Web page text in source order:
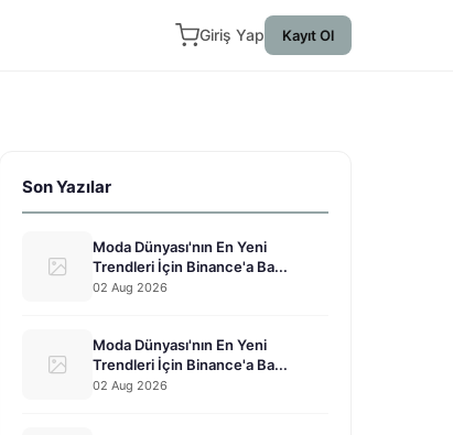
Giriş Yap Kayıt Ol
Son Yazılar
Moda Dünyası'nın En Yeni
Trendleri İçin Binance'a Ba...
02 Aug 2026
Moda Dünyası'nın En Yeni
Trendleri İçin Binance'a Ba...
02 Aug 2026